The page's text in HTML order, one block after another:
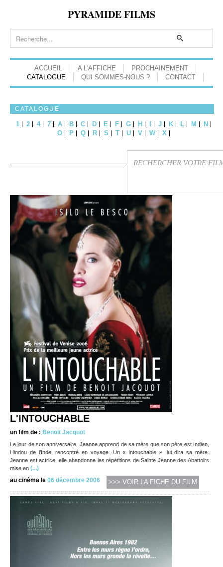
PYRAMIDE FILMS
ACCUEIL A L'AFFICHE
PROCHAINEMENT
CATALOGUE
QUI SOMMES-NOUS ? CONTACT
CATALOGUE
1 2 4 7 A B C D E F G H J K L M
N
O
P Q R S T U V W X
L'INTOUCHABLE
un film de : Benoit Jacquot
Le jour de son anniversaire, Jeanne apprend de sa mère que son père est Indien,
Hindou de l’Inde, rencontré en voyage. Un « Intouchable », lui dira sa mère.
Jeanne est actrice, elle abandonne les répétitions de Sainte Jeanne des Abattoirs
mise en (...)
au cinéma le 06 décembre 2006 >>> VOIR LA FICHE DU FILM